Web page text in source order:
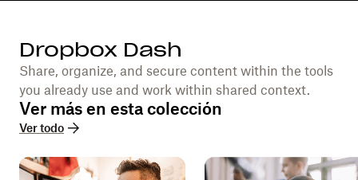
Dropbox Dash
Share, organize, and secure content within the tools
you already use and work within shared context.
Ver más en esta colección
Ver todo